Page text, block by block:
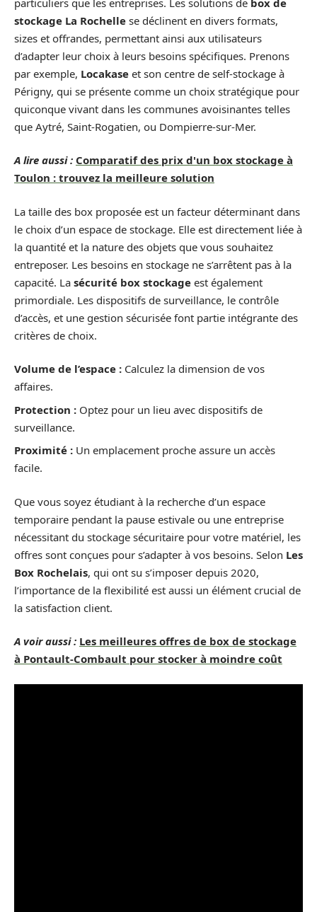
stockage La Rochelle se déclinent en divers formats,
sizes et offrandes, permettant ainsi aux utilisateurs
d’adapter leur choix à leurs besoins spécifiques. Prenons
par exemple, Locakase et son centre de self-stockage à
Périgny, qui se présente comme un choix stratégique pour
quiconque vivant dans les communes avoisinantes telles
que Aytré, Saint-Rogatien, ou Dompierre-sur-Mer.
A lire aussi : Comparatif des prix d'un box stockage à
Toulon : trouvez la meilleure solution
La taille des box proposée est un facteur déterminant dans
le choix d’un espace de stockage. Elle est directement liée à
la quantité et la nature des objets que vous souhaitez
entreposer. Les besoins en stockage ne s’arrêtent pas à la
capacité. La sécurité box stockage est également
primordiale. Les dispositifs de surveillance, le contrôle
d’accès, et une gestion sécurisée font partie intégrante des
critères de choix.
Volume de l’espace : Calculez la dimension de vos
affaires.
Protection : Optez pour un lieu avec dispositifs de
surveillance.
Proximité : Un emplacement proche assure un accès
facile.
Que vous soyez étudiant à la recherche d’un espace
temporaire pendant la pause estivale ou une entreprise
nécessitant du stockage sécuritaire pour votre matériel, les
offres sont conçues pour s’adapter à vos besoins. Selon Les
Box Rochelais, qui ont su s’imposer depuis 2020,
l’importance de la flexibilité est aussi un élément crucial de
la satisfaction client.
A voir aussi : Les meilleures offres de box de stockage
à Pontault-Combault pour stocker à moindre coût